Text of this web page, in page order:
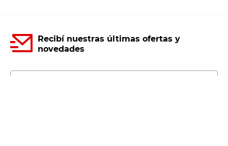
Recibí nuestras últimas ofertas y
novedades